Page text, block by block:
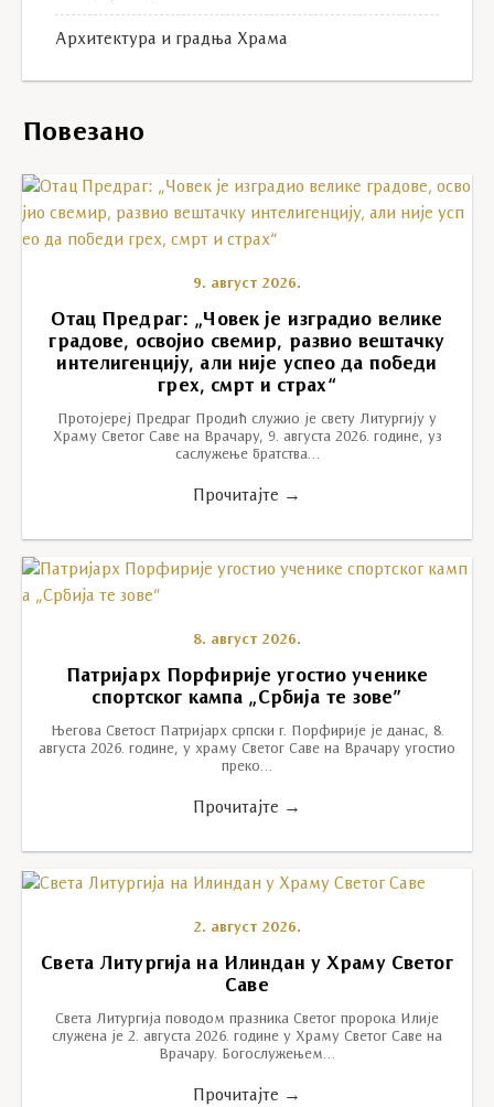
Архитектура и градња Храма
Повезано
9. август 2026.
Отац Предраг: „Човек је изградио велике
градове, освојио свемир, развио вештачку
интелигенцију, али није успео да победи
грех, смрт и страх“
Протојереј Предраг Продић служио је свету Литургију у
Храму Светог Саве на Врачару, 9. августа 2026. године, уз
саслужење братства…
Прочитајте →
8. август 2026.
Патријарх Порфирије угостио ученике
спортског кампа „Србија те зове”
Његова Светост Патријарх српски г. Порфирије је данас, 8.
августа 2026. године, у храму Светог Саве на Врачару угостио
преко…
Прочитајте →
2. август 2026.
Света Литургија на Илиндан у Храму Светог
Саве
Света Литургија поводом празника Светог пророка Илије
служена је 2. августа 2026. године у Храму Светог Саве на
Врачару. Богослужењем…
Прочитајте →